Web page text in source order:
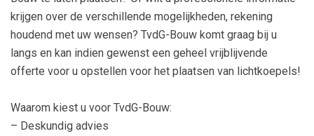
krijgen over de verschillende mogelijkheden, rekening
houdend met uw wensen? TvdG-Bouw komt graag bij u
langs en kan indien gewenst een geheel vrijblijvende
offerte voor u opstellen voor het plaatsen van lichtkoepels!
Waarom kiest u voor TvdG-Bouw:
– Deskundig advies